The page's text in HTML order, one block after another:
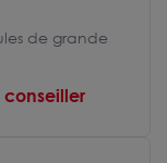
de grande